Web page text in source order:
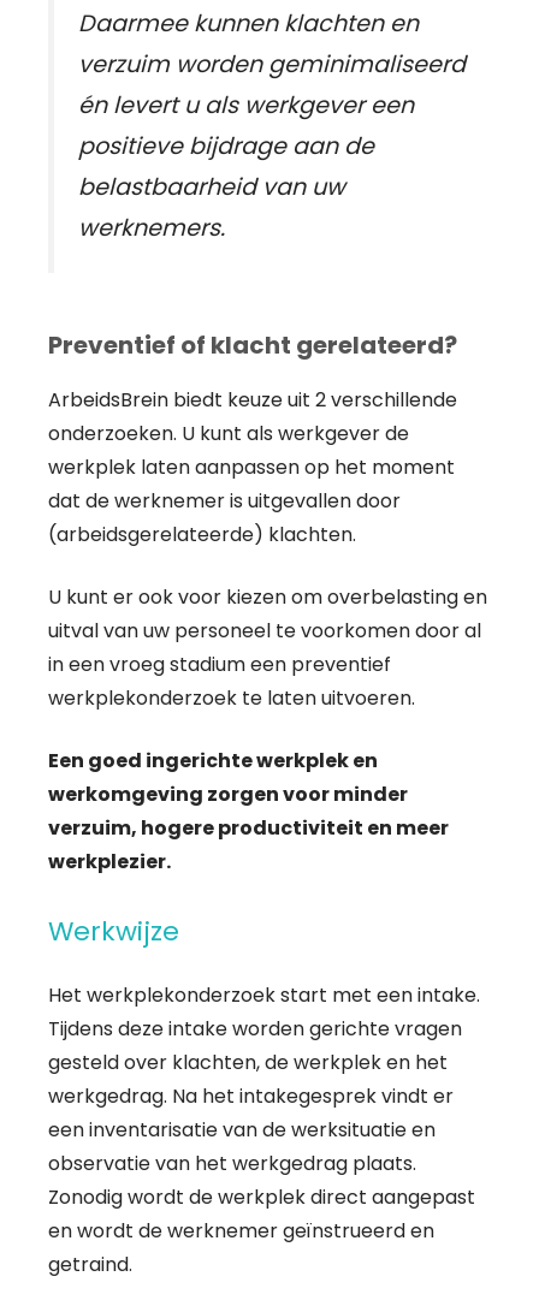
Daarmee kunnen klachten en
verzuim worden geminimaliseerd
én levert u als werkgever een
positieve bijdrage aan de
belastbaarheid van uw
werknemers.
Preventief of klacht gerelateerd?
ArbeidsBrein biedt keuze uit 2 verschillende
onderzoeken. U kunt als werkgever de
werkplek laten aanpassen op het moment
dat de werknemer is uitgevallen door
(arbeidsgerelateerde) klachten.
U kunt er ook voor kiezen om overbelasting en
uitval van uw personeel te voorkomen door al
in een vroeg stadium een preventief
werkplekonderzoek te laten uitvoeren.
Een goed ingerichte werkplek en
werkomgeving zorgen voor minder
verzuim, hogere productiviteit en meer
werkplezier.
Werkwijze
Het werkplekonderzoek start met een intake.
Tijdens deze intake worden gerichte vragen
gesteld over klachten, de werkplek en het
werkgedrag. Na het intakegesprek vindt er
een inventarisatie van de werksituatie en
observatie van het werkgedrag plaats.
Zonodig wordt de werkplek direct aangepast
en wordt de werknemer geïnstrueerd en
getraind.